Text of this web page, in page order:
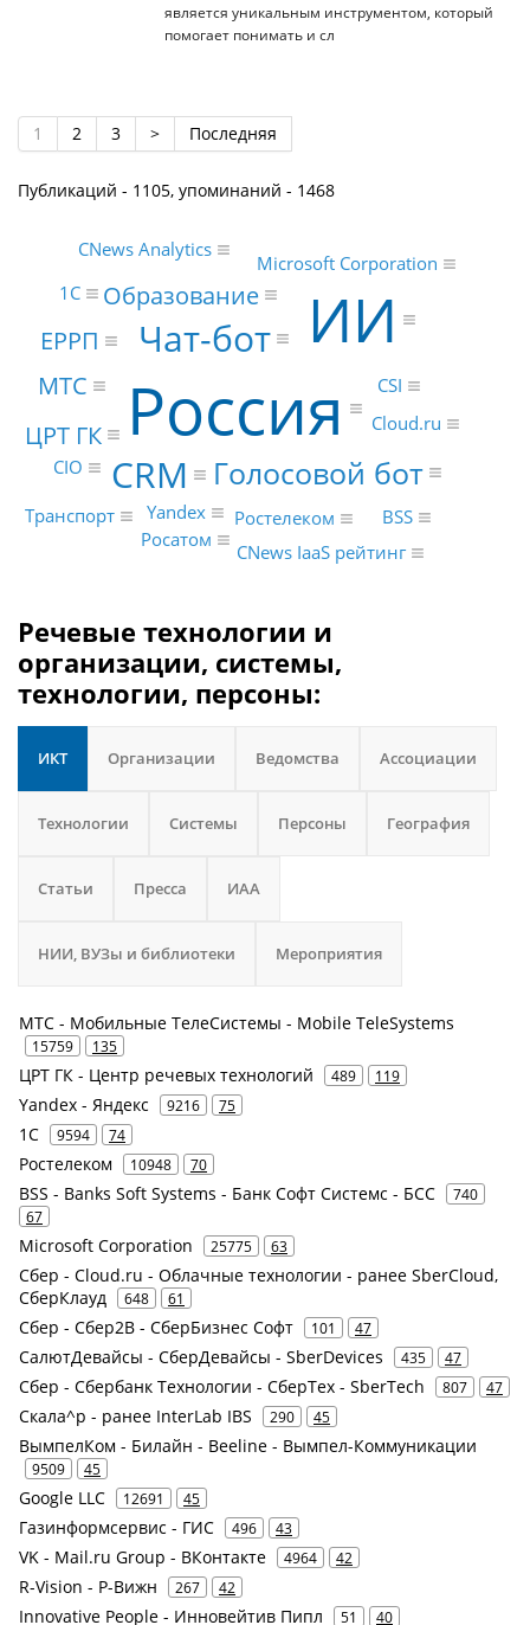
является уникальным инструментом, который
помогает понимать и сл
1 2 3 > Последняя
Публикаций - 1105, упоминаний - 1468
Россия
ИИ
Чат-бот
CRM Голосовой бот
Образование
ЕРРП
МТС
ЦРТ ГК
Транспорт
CIO
Yandex
1С
Ростелеком BSS
Microsoft Corporation
Cloud.ru
CNews Analytics
CSI
Росатом
CNews IaaS рейтинг
Речевые технологии и
организации, системы,
технологии, персоны:
ИКТ Организации Ведомства Ассоциации
Технологии Системы Персоны География
Статьи Пресса ИАА
НИИ, ВУЗы и библиотеки Мероприятия
МТС - Мобильные ТелеСистемы - Mobile TeleSystems
15759 135
ЦРТ ГК - Центр речевых технологий 489 119
Yandex - Яндекс 9216 75
1С 9594 74
Ростелеком 10948 70
BSS - Banks Soft Systems - Банк Софт Системс - БСС
740
67
Microsoft Corporation 25775 63
Сбер - Cloud.ru - Облачные технологии - ранее SberCloud,
СберКлауд
648 61
Сбер - Сбер2В - СберБизнес Софт 101 47
СалютДевайсы - СберДевайсы - SberDevices 435 47
Сбер - Сбербанк Технологии - СберТех - SberTech 807 47
Скала^р - ранее InterLab IBS 290 45
ВымпелКом - Билайн - Beeline - Вымпел-Коммуникации
9509 45
Google LLC 12691 45
Газинформсервис - ГИС 496 43
VK - Mail.ru Group - ВКонтакте 4964 42
R-Vision - Р-Вижн 267 42
Innovative People - Инновейтив Пипл 51 40